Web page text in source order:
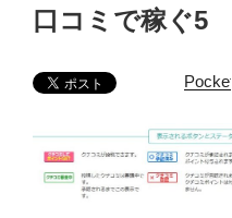
口コミで稼ぐ5
Pocket